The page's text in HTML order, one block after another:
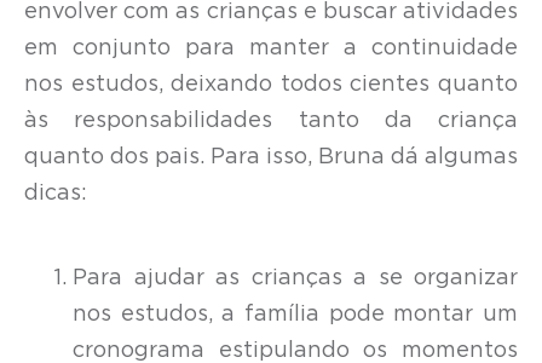
envolver com as crianças e buscar atividades
em conjunto para manter a continuidade
nos estudos, deixando todos cientes quanto
às responsabilidades tanto da criança
quanto dos pais. Para isso, Bruna dá algumas
dicas:
Para ajudar as crianças a se organizar
nos estudos, a família pode montar um
cronograma estipulando os momentos